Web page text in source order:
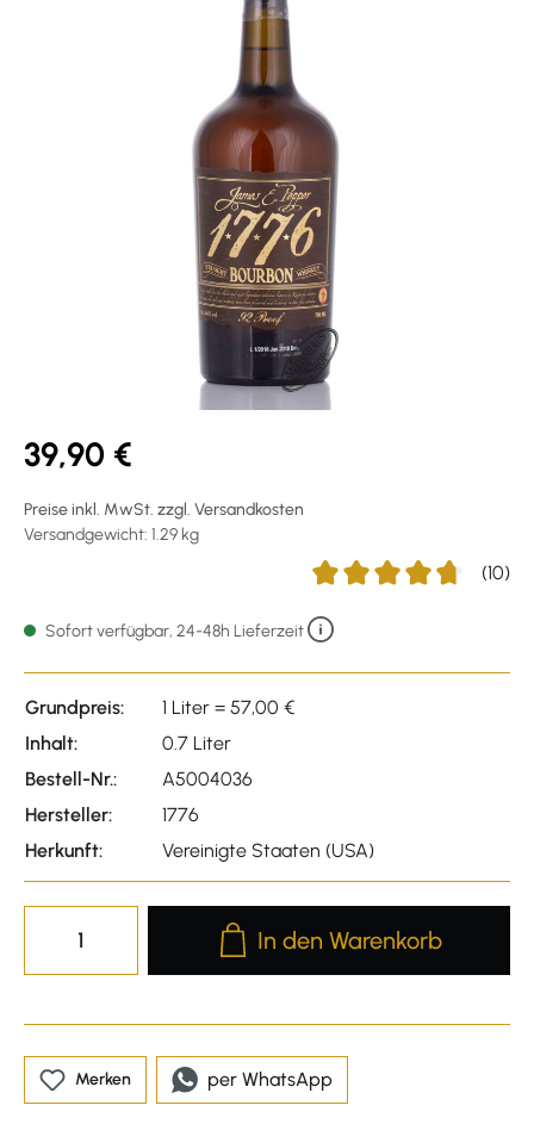
39,90 €
Preise inkl. MwSt. zzgl. Versandkosten
Versandgewicht: 1.29 kg
(10)
Sofort verfügbar, 24-48h Lieferzeit
Grundpreis:
1 Liter = 57,00 €
Inhalt:
0.7 Liter
Bestell-Nr.:
A5004036
Hersteller:
1776
Herkunft:
Vereinigte Staaten (USA)
Produkt Anzahl: Gib den
In den Warenkorb
Merken per WhatsApp